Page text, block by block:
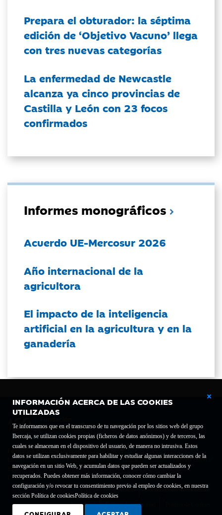
INFORMACIÓN ACERCA DE LAS COOKIES
UTILIZADAS
Te informamos que en el transcurso de tu navegación por los sitios web del grupo
Ibercaja, se utilizan cookies propias (ficheros de datos anónimos) y de terceros, las
cuales se almacenan en el dispositivo del usuario, de manera no intrusiva. Estos
datos se utilizan exclusivamente para habilitar y estudiar algunas interacciones de la
navegación en un sitio Web, y acumulan datos que pueden ser actualizados y
recuperados. Puedes obtener más información, conocer cómo cambiar la
configuración y/o revocar tu consentimiento previo al empleo de cookies, en nuestra
sección Política de cookiesPolítica de cookies
Prepara el obturador: la séptima
edición de ‘Objetivo Vacuno’ llega
con tres nuevas categorías
La enfermedad de Newcastle
alcanza ya cinco provincias de
Castilla y León con 23 focos
confirmados
Informes monográficos
Acuerdo UE-Mercosur 2026
Año internacional de la
agricultora
El impacto de la inteligencia
artificial en la agricultura y en la
ganadería
Fundación Bancaria Ibercaja C.I.F. G-50000652.
Inscrita en el Registro de Fundaciones del Mº de Educación, Cultura y Deporte con el nº
1689.
Domicilio social: Joaquín Costa, 13. 50001 Zaragoza.
Contacto
Declaración de accesibilidad
Aviso legal Política de privacidad